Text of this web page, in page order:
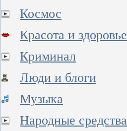
Космос
Красота и здоровье
Криминал
Люди и блоги
Музыка
Народные средства